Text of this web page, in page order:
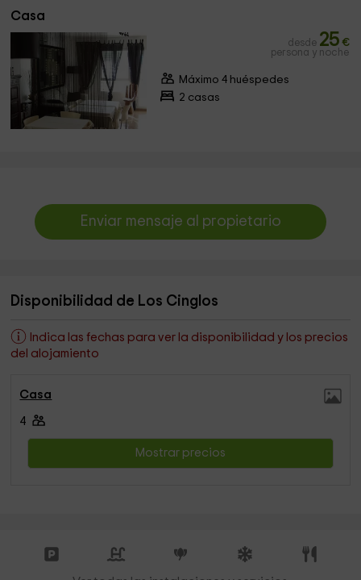
Casa
desde 25 €
persona y noche
Máximo 4 huéspedes
2 casas
Enviar mensaje al propietario
Disponibilidad de Los Cinglos
Indica las fechas para ver la disponibilidad y los precios
del alojamiento
Casa
4
Mostrar precios